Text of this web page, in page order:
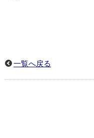
一覧へ戻る